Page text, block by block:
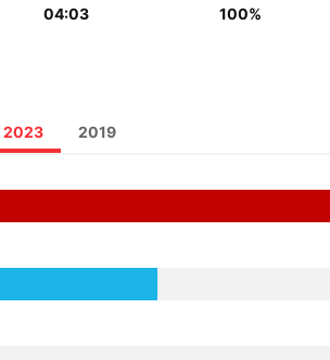
04:03
100%
2023 2019